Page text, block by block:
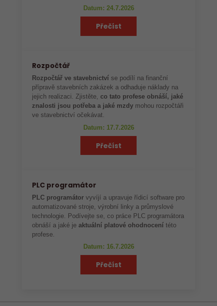
Datum: 24.7.2026
Přečíst
Rozpočtář
Rozpočtář ve stavebnictví se podílí na finanční
přípravě stavebních zakázek a odhaduje náklady na
jejich realizaci. Zjistěte,co tato profese obnáší, jaké
znalosti jsou potřeba a jaké mzdy mohou rozpočtáři
ve stavebnictví očekávat.
Datum: 17.7.2026
Přečíst
PLC programátor
PLC programátor vyvíjí a upravuje řídicí software pro
automatizované stroje, výrobní linky a průmyslové
technologie. Podívejte se, co práce PLC programátora
obnáší a jaké je aktuální platové ohodnocení této
profese.
Datum: 16.7.2026
Přečíst